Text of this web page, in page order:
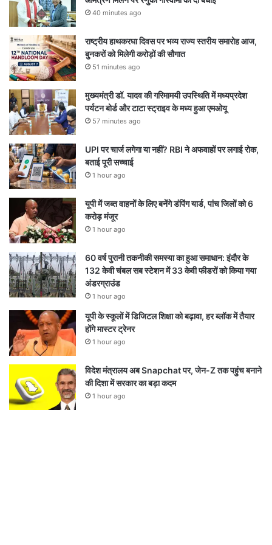
40 minutes ago
राष्ट्रीय हाथकरघा दिवस पर भव्य राज्य स्तरीय समारोह आज,
बुनकरों को मिलेगी करोड़ों की सौगात
51 minutes ago
मुख्यमंत्री डॉ. यादव की गरिमामयी उपस्थिति में मध्यप्रदेश
पर्यटन बोर्ड और टाटा स्ट्राइव के मध्य हुआ एमओयू
57 minutes ago
UPI पर चार्ज लगेगा या नहीं? RBI ने अफवाहों पर लगाई रोक,
बताई पूरी सच्चाई
1 hour ago
यूपी में जब्त वाहनों के लिए बनेंगे डंपिंग यार्ड, पांच जिलों को 6
करोड़ मंजूर
1 hour ago
60 वर्ष पुरानी तकनीकी समस्या का हुआ समाधान: इंदौर के
132 केवी चंबल सब स्टेशन में 33 केवी फीडरों को किया गया
अंडरग्राउंड
1 hour ago
यूपी के स्कूलों में डिजिटल शिक्षा को बढ़ावा, हर ब्लॉक में तैयार
होंगे मास्टर ट्रेनर
1 hour ago
विदेश मंत्रालय अब Snapchat पर, जेन-Z तक पहुंच बनाने
की दिशा में सरकार का बड़ा कदम
1 hour ago